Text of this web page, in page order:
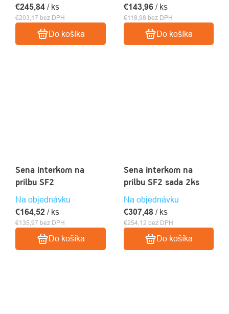
€203,17 bez DPH
€245,84 / ks
Do košíka
€118,98 bez DPH
€143,96 / ks
Do košíka
Sena interkom na
prilbu SF2
Na objednávku
€135,97 bez DPH
€164,52 / ks
Do košíka
Sena interkom na
prilbu SF2 sada 2ks
Na objednávku
€254,12 bez DPH
€307,48 / ks
Do košíka